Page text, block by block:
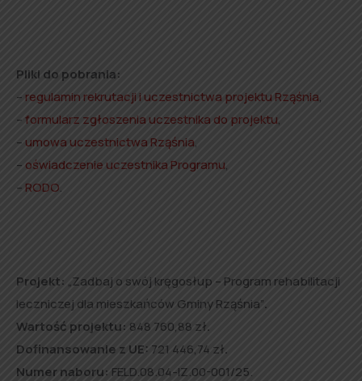
Pliki do pobrania:
–regulamin rekrutacji i uczestnictwa projektu Rząśnia,
–formularz zgłoszenia uczestnika do projektu,
–umowa uczestnictwa Rząśnia,
–oświadczenie uczestnika Programu,
– RODO.
Projekt: „Zadbaj o swój kręgosłup – Program rehabilitacji
leczniczej dla mieszkańców Gminy Rząśnia”.
Wartość projektu: 848 760,88 zł.
Dofinansowanie z UE: 721 446,74 zł.
Numer naboru: FELD.08.04-IZ.00-001/25.